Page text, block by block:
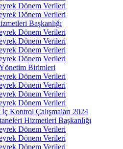
Dönem Verileri
Dönem Verileri
Başkanlığı
Dönem Verileri
Dönem Verileri
Dönem Verileri
Dönem Verileri
Birimleri
Dönem Verileri
Dönem Verileri
Dönem Verileri
Dönem Verileri
Kontrol Çalışmaları 2024
Hizmetleri Başkanlığı
Dönem Verileri
Dönem Verileri
Dönem Verileri